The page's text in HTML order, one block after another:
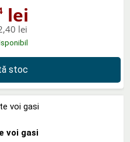
lei
lei
stoc
voi gasi